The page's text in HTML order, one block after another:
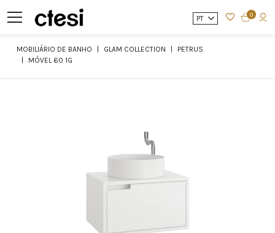
PT 0
MOBILIÁRIO DE BANHO GLAM COLLECTION
PETRUS
MÓVEL 60 1G